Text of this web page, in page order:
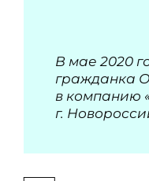
В мае 2020
гражданка
в компанию
г.